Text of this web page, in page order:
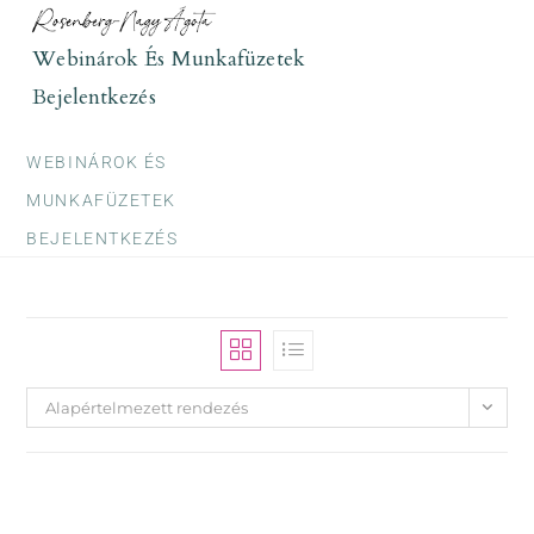
contentWebinárok És Munkafüzetek
Bejelentkezés
WEBINÁROK ÉS
MUNKAFÜZETEK
BEJELENTKEZÉS
Alapértelmezett rendezés